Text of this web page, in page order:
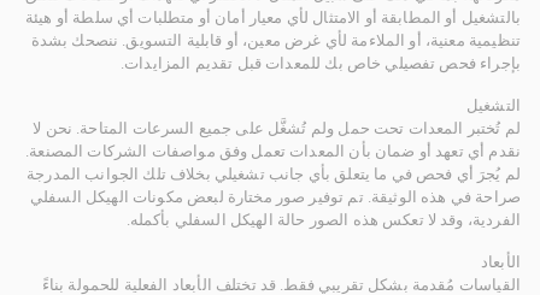
بالتشغيل أو المطابقة أو الامتثال لأي معيار أمان أو متطلبات أي سلطة أو هيئة
تنظيمية معنية، أو الملاءمة لأي غرض معين، أو قابلية التسويق. ننصحك بشدة
بإجراء فحص تفصيلي خاص بك للمعدات قبل تقديم المزايدات.
التشغيل
لم تُختبر المعدات تحت حمل ولم تُشغَّل على جميع السرعات المتاحة. نحن لا
نقدم أي تعهد أو ضمان بأن المعدات تعمل وفق مواصفات الشركات المصنعة.
لم يُجرَ أي فحص في ما يتعلق بأي جانب تشغيلي بخلاف تلك الجوانب المدرجة
صراحة في هذه الوثيقة. تم توفير صور مختارة لبعض مكونات الهيكل السفلي
الفردية، وقد لا تعكس هذه الصور حالة الهيكل السفلي بأكمله.
الأبعاد
القياسات مُقدمة بشكل تقريبي فقط. قد تختلف الأبعاد الفعلية للحمولة بناءً